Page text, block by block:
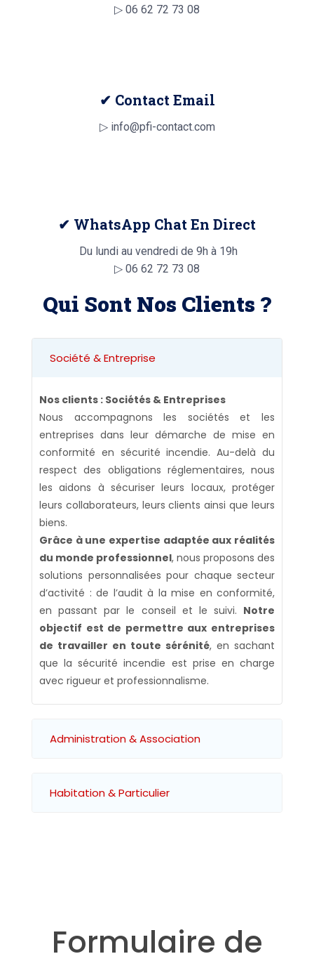
▷ 06 62 72 73 08
✔ Contact Email
▷ info@pfi-contact.com
✔ WhatsApp Chat En Direct
Du lundi au vendredi de 9h à 19h
▷ 06 62 72 73 08
Qui Sont Nos Clients ?
Société & Entreprise
Nos clients : Sociétés & Entreprises
Nous accompagnons les sociétés et les
entreprises dans leur démarche de mise en
conformité en sécurité incendie. Au-delà du
respect des obligations réglementaires, nous
les aidons à sécuriser leurs locaux, protéger
leurs collaborateurs, leurs clients ainsi que leurs
biens.
Grâce à une expertise adaptée aux réalités
du monde professionnel, nous proposons des
solutions personnalisées pour chaque secteur
d’activité : de l’audit à la mise en conformité,
en passant par le conseil et le suivi. Notre
objectif est de permettre aux entreprises
de travailler en toute sérénité, en sachant
que la sécurité incendie est prise en charge
avec rigueur et professionnalisme.
Administration & Association
Habitation & Particulier
Formulaire de